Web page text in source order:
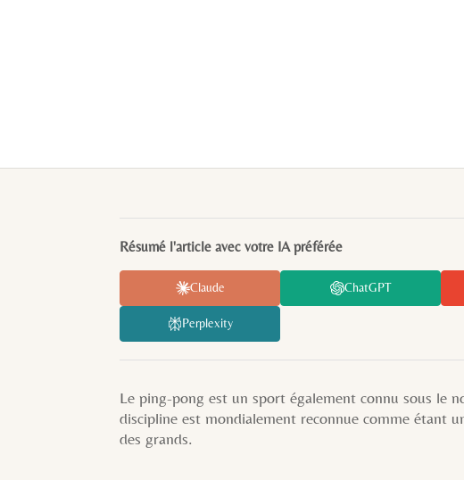
Résumé l'article avec votre IA préférée
Claude ChatGPT
Perplexity
Le ping-pong est un sport également connu sous le
discipline est mondialement reconnue comme étant
des grands.